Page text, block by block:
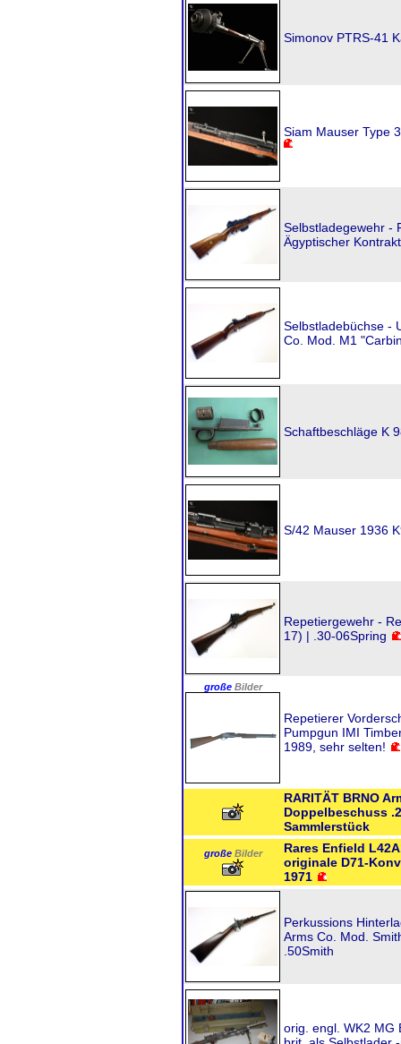
Simonov PTRS-41
Siam Mauser Type
Selbstladegewehr -
Ägyptischer
Selbstladebüchse -
Co. Mod. M1
Schaftbeschläge K
S/42 Mauser 1936
Repetiergewehr -
17) | .30-06Spring
große Bilder
Repetierer
Pumpgun IMI
1989, sehr selten!
RARITÄT BRNO
Doppelbeschuss
Sammlerstück
große Bilder
Rares Enfield
originale D71-
1971
Perkussions
Arms Co. Mod.
.50Smith
orig. engl. WK2 MG